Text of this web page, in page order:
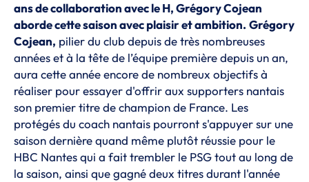
ans de collaboration avec le H, Grégory Cojean
aborde cette saison avec plaisir et ambition. Grégory
Cojean, pilier du club depuis de très nombreuses
années et à la tête de l’équipe première depuis un an,
aura cette année encore de nombreux objectifs à
réaliser pour essayer d'offrir aux supporters nantais
son premier titre de champion de France. Les
protégés du coach nantais pourront s'appuyer sur une
saison dernière quand même plutôt réussie pour le
HBC Nantes qui a fait trembler le PSG tout au long de
la saison, ainsi que gagné deux titres durant l'année